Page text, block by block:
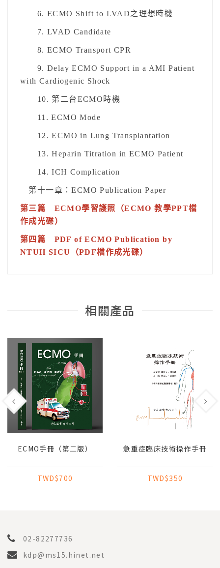
6. ECMO Shift to LVAD之理想時機
7. LVAD Candidate
8. ECMO Transport CPR
9. Delay ECMO Support in a AMI Patient
with Cardiogenic Shock
10. 第二台ECMO時機
11. ECMO Mode
12. ECMO in Lung Transplantation
13. Heparin Titration in ECMO Patient
14. ICH Complication
第十一章：ECMO Publication Paper
第三篇 ECMO學習護照（ECMO 教學PPT檔
作成光碟）
第四篇 PDF of ECMO Publication by
NTUH SICU（PDF檔作成光碟）
相關產品
ECMO手冊（第二版）
TWD$700
急重症臨床技術操作手冊
TWD$350
02-82277736
kdp@ms15.hinet.net